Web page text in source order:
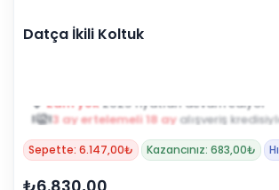
Datça İkili Koltuk
3 ay ertelemeli 18 ayalışveriş
Sepette: 6.147,00₺ Kazancınız: 683,00₺